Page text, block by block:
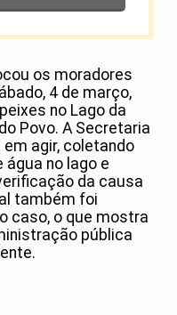
os moradores
4 de março,
no Lago da
Povo. A Secretaria
agir, coletando
no lago e
da causa
também foi
caso, o que mostra
pública